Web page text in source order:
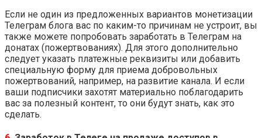
Если не один из предложенных вариантов монетизации
Телеграм блога вас по каким-то причинам не устроит, вы
также можете попробовать заработать в Телеграм на
донатах (пожертвованиях). Для этого дополнительно
следует указать платежные реквизиты или добавить
специальную форму для приема добровольных
пожертвований, например, на развитие канала. И если
ваши подписчики захотят материально поблагодарить
вас за полезный контент, то они будут знать, как это
сделать.